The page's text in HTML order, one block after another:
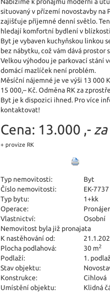
situovaný v přízemí novostavby na
zajišťuje příjemné denní světlo.
hledají komfortní bydlení v
Byt je vybaven kuchyňskou linkou
bez nábytku, což vám dává
Velkou výhodou je parkovací stání
domácí mazlíček není problém.
Měsíční nájemné je ve výši 13 000
15 000,– Kč. Odměna RK za
Byt je k dispozici ihned. Pro více
kontaktovat!
Cena: 13.000 ,-
+ provize RK
Typ nemovitosti:
Byt
Číslo nemovitosti:
EK-7737
Typ bytu:
1+kk
Operace:
Vlastnictví:
Osobní
Nemovitost byla již pronajata
K nastěhování od:
Plocha podlahová:
30 m2
Podlaží:
1.
Stav objektu:
Konstrukce:
Cihlová
Umístění objektu:
Klidná